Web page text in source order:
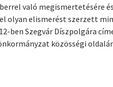
való megismertetésére
olyan elismerést szerzett
ben Szegvár Díszpolgára
közösségi